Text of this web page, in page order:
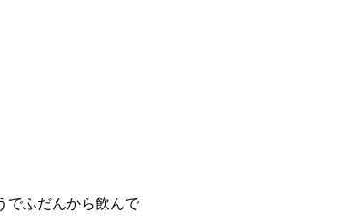
でふだんから飲んで